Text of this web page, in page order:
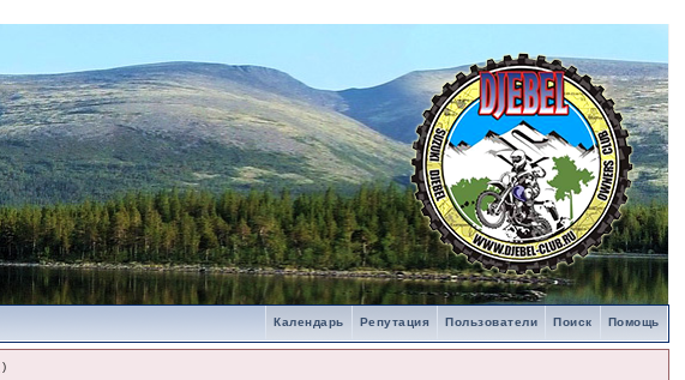
Помощь
Поиск
Пользователи
Репутация
Календарь
)